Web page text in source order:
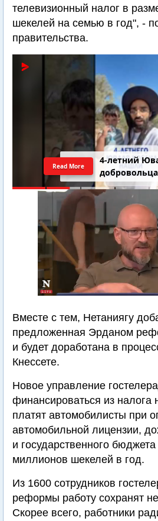
телевизионный налог в
шекелей на семью в год", -
правительства.
4-летний
Read More
Вместе с тем, Нетаниягу
предложенная Эрданом
и будет доработана в
Кнессете.
Новое управление
финансироваться из налога
платят автомобилисты при
автомобильной лицензии,
и государственного
миллионов шекелей в год.
Из 1600 сотрудников
реформы работу сохранят
Скорее всего, работники